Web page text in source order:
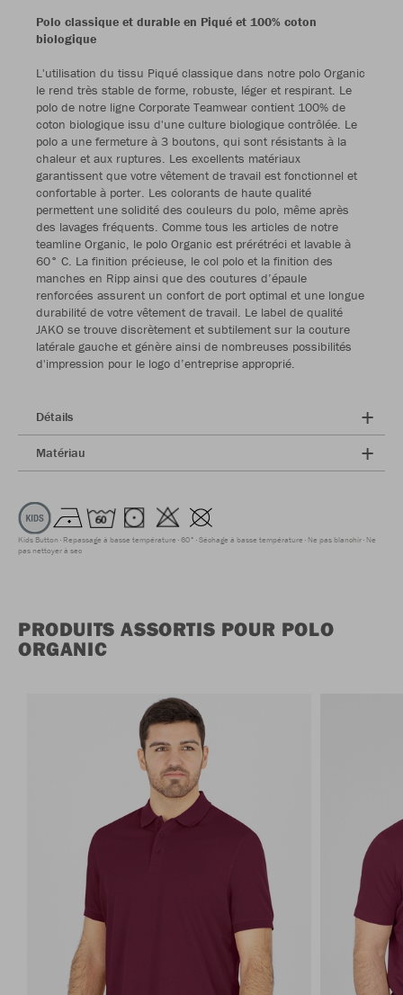
Polo classique et durable en Piqué et 100% coton
biologique
L'utilisation du tissu Piqué classique dans notre polo Organic
le rend très stable de forme, robuste, léger et respirant. Le
polo de notre ligne Corporate Teamwear contient 100% de
coton biologique issu d'une culture biologique contrôlée. Le
polo a une fermeture à 3 boutons, qui sont résistants à la
chaleur et aux ruptures. Les excellents matériaux
garantissent que votre vêtement de travail est fonctionnel et
confortable à porter. Les colorants de haute qualité
permettent une solidité des couleurs du polo, même après
des lavages fréquents. Comme tous les articles de notre
teamline Organic, le polo Organic est prérétréci et lavable à
60° C. La finition précieuse, le col polo et la finition des
manches en Ripp ainsi que des coutures d’épaule
renforcées assurent un confort de port optimal et une longue
durabilité de votre vêtement de travail. Le label de qualité
JAKO se trouve discrètement et subtilement sur la couture
latérale gauche et génère ainsi de nombreuses possibilités
d'impression pour le logo d’entreprise approprié.
Détails
Matériau
Kids Button Repassage à basse température 60° Séchage à basse température Ne pas blanchir Ne
pas nettoyer à sec
PRODUITS ASSORTIS POUR POLO
ORGANIC